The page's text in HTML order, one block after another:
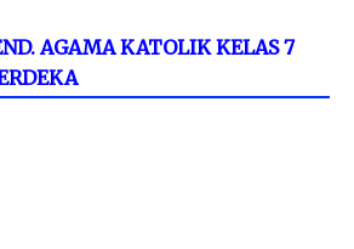
AGAMA KATOLIK KELAS 7